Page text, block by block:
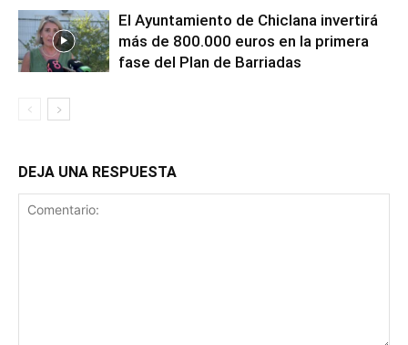
El Ayuntamiento de Chiclana invertirá
más de 800.000 euros en la primera
fase del Plan de Barriadas
DEJA UNA RESPUESTA